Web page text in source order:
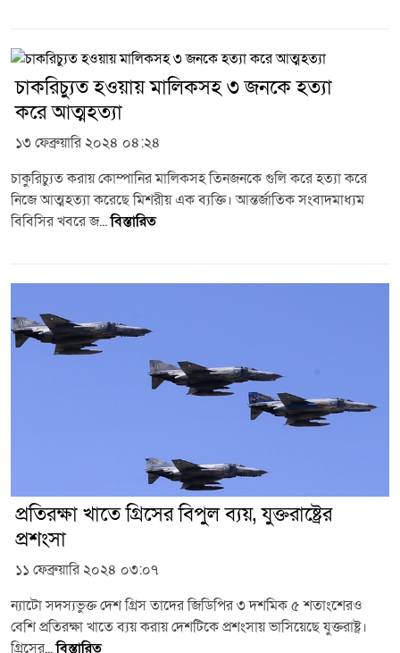
চাকরিচ্যুত হওয়ায় মালিকসহ ৩ জনকে হত্যা
করে আত্মহত্যা
১৩ ফেব্রুয়ারি ২০২৪ ০৪:২৪
চাকুরিচ্যুত করায় কোম্পানির মালিকসহ তিনজনকে গুলি করে হত্যা করে
নিজে আত্মহত্যা করেছে মিশরীয় এক ব্যক্তি। আন্তর্জাতিক সংবাদমাধ্যম
বিবিসির খবরে জ...বিস্তারিত
প্রতিরক্ষা খাতে গ্রিসের বিপুল ব্যয়, যুক্তরাষ্ট্রের
প্রশংসা
১১ ফেব্রুয়ারি ২০২৪ ০৩:০৭
ন্যাটো সদস্যভুক্ত দেশ গ্রিস তাদের জিডিপির ৩ দশমিক ৫ শতাংশেরও
বেশি প্রতিরক্ষা খাতে ব্যয় করায় দেশটিকে প্রশংসায় ভাসিয়েছে যুক্তরাষ্ট্র।
গ্রিসের...বিস্তারিত